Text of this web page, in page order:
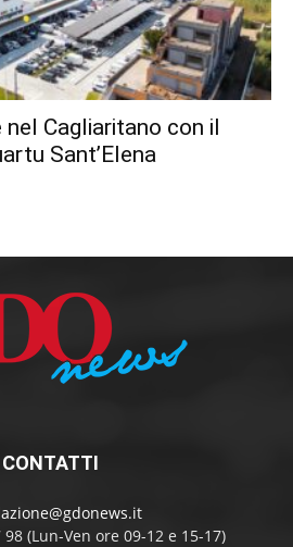
Cagliaritano con il
Sant’Elena
CONTATTI
(Lun-Ven ore 09-12 e 15-17)